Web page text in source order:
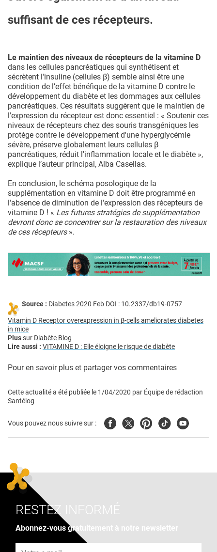
suffisant de ces récepteurs.
Le maintien des niveaux de récepteurs de la vitamine D
dans les cellules pancréatiques qui synthétisent et
sécrètent l'insuline (cellules β) semble ainsi être une
condition de l’effet bénéfique de la vitamine D contre le
développement du diabète et les dommages aux cellules
pancréatiques. Ces résultats suggèrent que le maintien de
l'expression du récepteur est donc essentiel : « Soutenir ces
niveaux de récepteurs chez des souris transgéniques les
protège contre le développement d'une hyperglycémie
sévère, préserve globalement leurs cellules β
pancréatiques, réduit l'inflammation locale et le diabète »,
explique l’auteur principal, Alba Casellas.
En conclusion, le schéma posologique de la
supplémentation en vitamine D doit être programmé en
l'absence de diminution de l'expression des récepteurs de
vitamine D ! « Les futures stratégies de supplémentation
devront donc se concentrer sur la restauration des niveaux
de ces récepteurs».
Source : Diabetes 2020 Feb DOI : 10.2337/db19-0757
Vitamin D Receptor overexpression in β-cells ameliorates diabetes
in mice
Plussur Diabète Blog
Lire aussi : VITAMINE D : Elle éloigne le risque de diabète
Pour en savoir plus et partager vos commentaires
Cette actualité a été publiée le 1/04/2020 par Équipe de rédaction
Santélog
Vous pouvez nous suivre sur : FacebookTwitterPinterest
TiktokYoutube
RESTEZ INFORMÉ
Abonnez-vous gratuitement à notre newsletter